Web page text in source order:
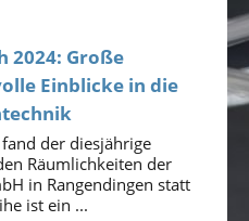
2024: Große
Einblicke in die
der diesjährige
Räumlichkeiten der
in Rangendingen statt
ist ein ...